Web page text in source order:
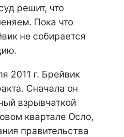
решит, что
Пока что
не собирается
2011 г. Брейвик
Сначала он
взрывчаткой
квартале Осло,
правительства